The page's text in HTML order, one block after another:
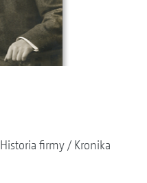
Historia firmy Kronika